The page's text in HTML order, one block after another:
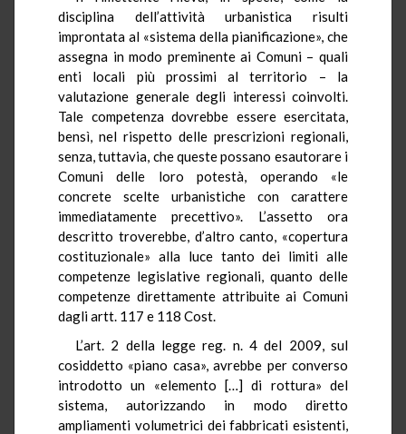
disciplina dell’attività urbanistica risulti
improntata al «sistema della pianificazione», che
assegna in modo preminente ai Comuni – quali
enti locali più prossimi al territorio – la
valutazione generale degli interessi coinvolti.
Tale competenza dovrebbe essere esercitata,
bensì, nel rispetto delle prescrizioni regionali,
senza, tuttavia, che queste possano esautorare i
Comuni delle loro potestà, operando «le
concrete scelte urbanistiche con carattere
immediatamente precettivo». L’assetto ora
descritto troverebbe, d’altro canto, «copertura
costituzionale» alla luce tanto dei limiti alle
competenze legislative regionali, quanto delle
competenze direttamente attribuite ai Comuni
dagli artt. 117 e 118 Cost.
L’art. 2 della legge reg. n. 4 del 2009, sul
cosiddetto «piano casa», avrebbe per converso
introdotto un «elemento […] di rottura» del
sistema, autorizzando in modo diretto
ampliamenti volumetrici dei fabbricati esistenti,